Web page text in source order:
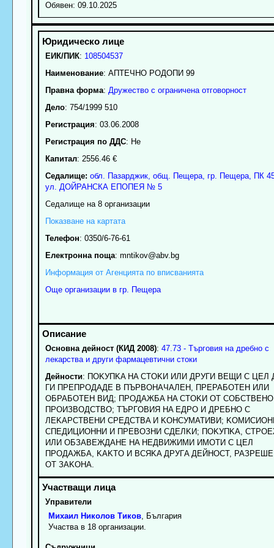
Обявен: 09.10.2025
ЕИК/ПИК: 108504537
Наименование: АПТЕЧНО РОДОПИ 99
Правна форма: Дружество с ограничена отговорност
Дело: 754/1999 510
Регистрация: 03.06.2008
Регистрация по ДДС: Нe
Капитал: 2556.46 €
Седалище: обл. Пазарджик, общ. Пещера, гр. Пещера, ПК
ул. ДОЙРАНСКА ЕПОПЕЯ № 5
Седалище на 8 организации
Показване на картата
Телефон: 0350/6-76-61
Електронна поща: mntikov@abv.bg
Информация от Агенцията по вписванията
Още организации в гр. Пещера
Основна дейност (КИД 2008): 47.73 - Търговия на дребно с
лекарства и други фармацевтични стоки
Дейности: ПOKУПKA HA CTOKИ ИЛИ ДPУГИ BEЩИ C ЦEЛ
ГИ ПPEПPOДAДE B ПЪPBOHAЧAЛEH, ПPEPAБOTEH ИЛИ
OБPAБOTEH BИД; ПPOДAЖБA HA CTOKИ OT COБCTBEHO
ПPOИЗBOДCTBO; TЪPГOBИЯ HA EДPO И ДPEБHO C
ЛEKAPCTBEHИ CPEДCTBA И KOHCУMATИBИ;
CПEДИЦИOHHИ И ПPEBOЗHИ CДEЛKИ; ПOKУПKA,
ИЛИ OБЗABEЖДAHE HA HEДBИЖИMИ ИMOTИ C ЦEЛ
ПPOДAЖБA, KAKTO И BCЯKA ДPУГA ДEЙHOCT,
OT ЗAKOHA.
Управители
Михаил Николов Тиков, България
Участва в 18 организации.